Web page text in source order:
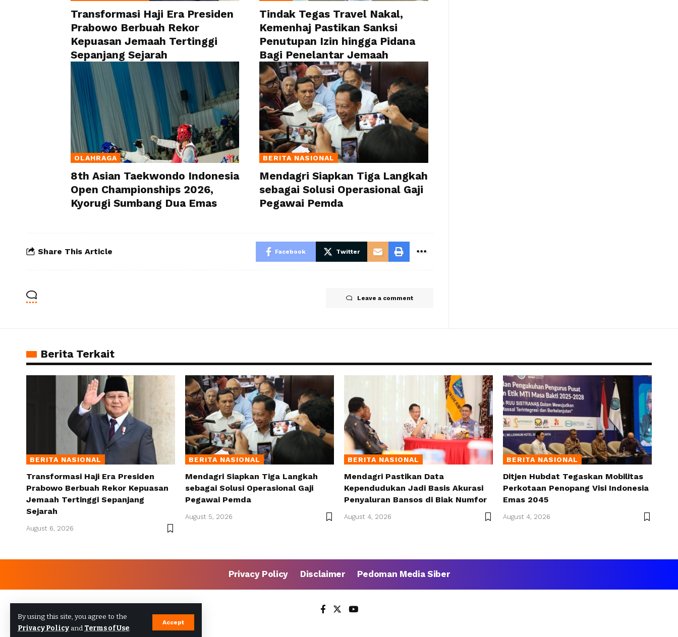
By using this site, you agree to the
Privacy Policy and Terms of Use.
Accept
Transformasi Haji Era Presiden
Prabowo Berbuah Rekor
Kepuasan Jemaah Tertinggi
Sepanjang Sejarah
Tindak Tegas Travel Nakal,
Kemenhaj Pastikan Sanksi
Penutupan Izin hingga Pidana
Bagi Penelantar Jemaah
OLAHRAGA
8th Asian Taekwondo Indonesia
Open Championships 2026,
Kyorugi Sumbang Dua Emas
BERITA NASIONAL
Mendagri Siapkan Tiga Langkah
sebagai Solusi Operasional Gaji
Pegawai Pemda
Share This Article Facebook Twitter
Leave a comment
Berita Terkait
BERITA NASIONAL
Transformasi Haji Era Presiden
Prabowo Berbuah Rekor Kepuasan
Jemaah Tertinggi Sepanjang
Sejarah
August 6, 2026
BERITA NASIONAL
Mendagri Siapkan Tiga Langkah
sebagai Solusi Operasional Gaji
Pegawai Pemda
August 5, 2026
BERITA NASIONAL
Mendagri Pastikan Data
Kependudukan Jadi Basis Akurasi
Penyaluran Bansos di Biak Numfor
August 4, 2026
BERITA NASIONAL
Ditjen Hubdat Tegaskan Mobilitas
Perkotaan Penopang Visi Indonesia
Emas 2045
August 4, 2026
Privacy Policy Disclaimer Pedoman Media Siber